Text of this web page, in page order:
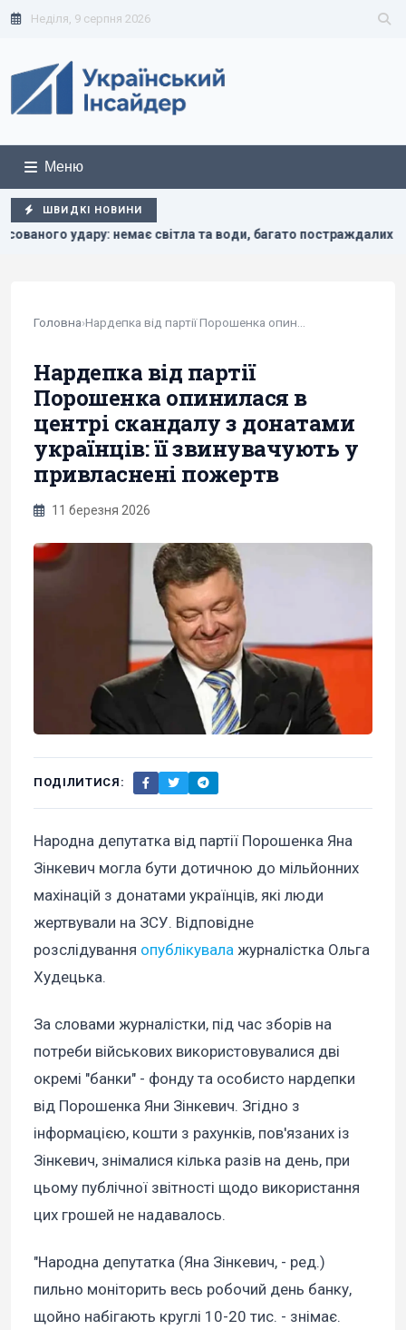
Неділя, 9 серпня 2026
Меню
ШВИДКІ НОВИНИ
світла та води, багато постраждалих Один із
Головна›
Нардепка від партії
Порошенка опинилася в
центрі скандалу з донатами
українців: її звинувачують у
привласнені пожертв
11 березня 2026
ПОДІЛИТИСЯ:
Народна депутатка від партії Порошенка Яна
Зінкевич могла бути дотичною до мільйонних
махінацій з донатами українців, які люди
жертвували на ЗСУ. Відповідне
розслідування опублікувала журналістка Ольга
Худецька.
За словами журналістки, під час зборів на
потреби військових використовувалися дві
окремі "банки" - фонду та особисто нардепки
від Порошенка Яни Зінкевич. Згідно з
інформацією, кошти з рахунків, пов'язаних із
Зінкевич, знімалися кілька разів на день, при
цьому публічної звітності щодо використання
цих грошей не надавалось.
"Народна депутатка (Яна Зінкевич, - ред.)
пильно моніторить весь робочий день банку,
щойно набігають круглі 10-20 тис. - знімає.